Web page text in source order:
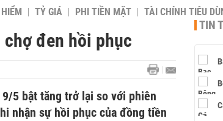
TỶ GIÁ PHI TIỀN MẶT TÀI CHÍNH TIÊU
đen hồi phục
5 bật tăng trở lại so với phiên
nhận sự hồi phục của đồng tiền
TIN